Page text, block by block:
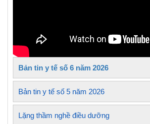
Bản tin y tế số 6 năm 2026
Bản tin y tế số 5 năm 2026
Lặng thầm nghề điều dưỡng